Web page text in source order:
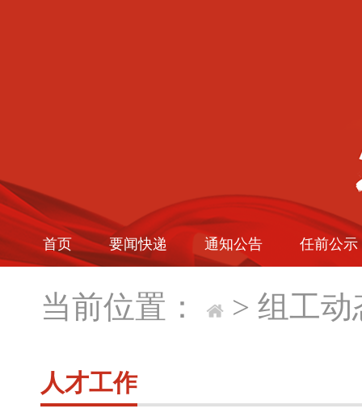
首页 要闻快递 通知公告 任前公示
当前位置： > 组工动
人才工作